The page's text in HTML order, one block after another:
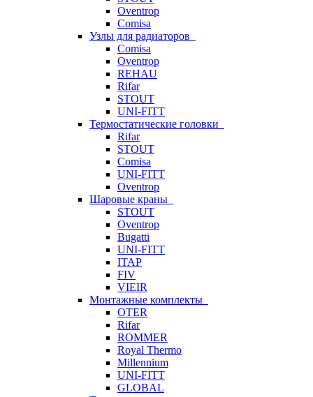
Oventrop
Comisa
Узлы для радиаторов
Comisa
Oventrop
REHAU
Rifar
STOUT
UNI-FITT
Термостатические головки
Rifar
STOUT
Comisa
UNI-FITT
Oventrop
Шаровые краны
STOUT
Oventrop
Bugatti
UNI-FITT
ITAP
FIV
VIEIR
Монтажные комплекты
OTER
Rifar
ROMMER
Royal Thermo
Millennium
UNI-FITT
GLOBAL